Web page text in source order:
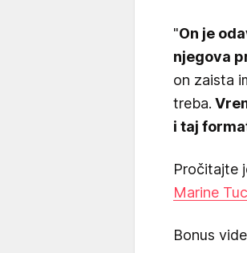
"On je
njegova
on zaista
treba.
i taj
Pročitajte
Marine
Bonus